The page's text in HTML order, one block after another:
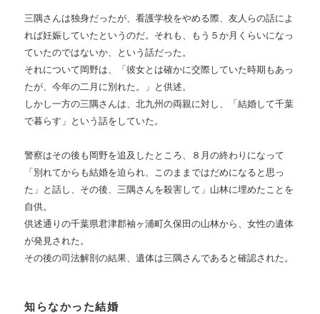
三隅さんは独身だったが、看護学校をやめる際、友人らの話によ
れば妊娠していたというのだ。それも、もう５か月くらいになっ
ていたのではないか、という話だった。
それについて岡野は、「彼女とは確かに交際していた時期もあっ
たが、今年の二月に別れた。」と供述。
しかし一方の三隅さんは、北九州の両親に対し、「結婚して千葉
で暮らす」という話をしていた。
警察はその後も岡野を追及したところ、８月の終わりになって
「別れてからも結婚を迫られ、このままではだめになると思っ
た」と話し、その後、三隅さんを殺害して」山林に埋めたことを
自供。
供述通りの千葉県君津郡袖ヶ浦町久保田の山林から、女性の遺体
が発見された。
その後の司法解剖の結果、遺体は三隅さんであると確認された。
知らなかった結婚